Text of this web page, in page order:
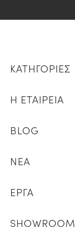
ΚΑΤΗΓΟΡΙΕΣ
Η ΕΤΑΙΡΕΙΑ
BLOG
ΝΕΑ
ΕΡΓΑ
SHOWROOM